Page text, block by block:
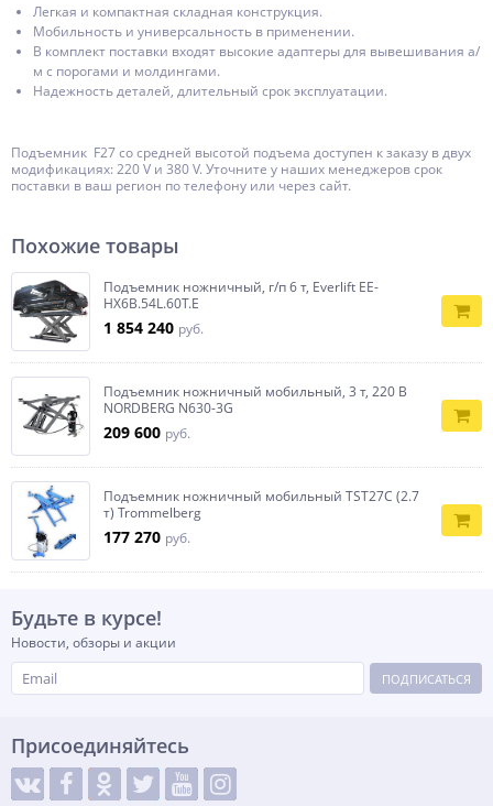
Легкая и компактная складная конструкция.
Мобильность и универсальность в применении.
В комплект поставки входят высокие адаптеры для вывешивания а/
м с порогами и молдингами.
Надежность деталей, длительный срок эксплуатации.
Подъемник F27 со средней высотой подъема доступен к заказу в двух
модификациях: 220 V и 380 V. Уточните у наших менеджеров срок
поставки в ваш регион по телефону или через сайт.
Похожие товары
Подъемник ножничный, г/п 6 т, Everlift EE-
HX6B.54L.60T.E
1 854 240 руб.
Подъемник ножничный мобильный, 3 т, 220 В
NORDBERG N630-3G
209 600 руб.
Подъемник ножничный мобильный TST27С (2.7
т) Trommelberg
177 270 руб.
Будьте в курсе!
Новости, обзоры и акции
ПОДПИСАТЬСЯ
Присоединяйтесь